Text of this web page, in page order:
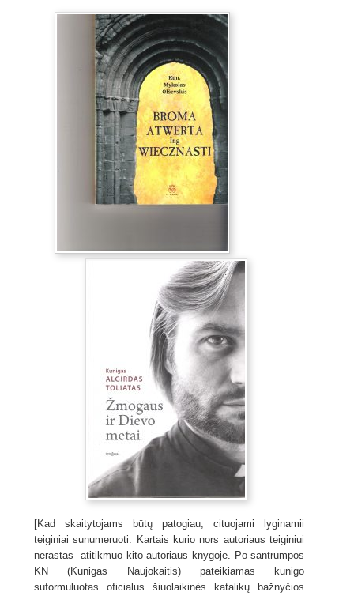
[Kad skaitytojams būtų patogiau, cituojami lyginamii
teiginiai sunumeruoti. Kartais kurio nors autoriaus teiginiui
nerastas atitikmuo kito autoriaus knygoje. Po santrumpos
KN (Kunigas Naujokaitis) pateikiamas kunigo
suformuluotas oficialus šiuolaikinės katalikų bažnyčios